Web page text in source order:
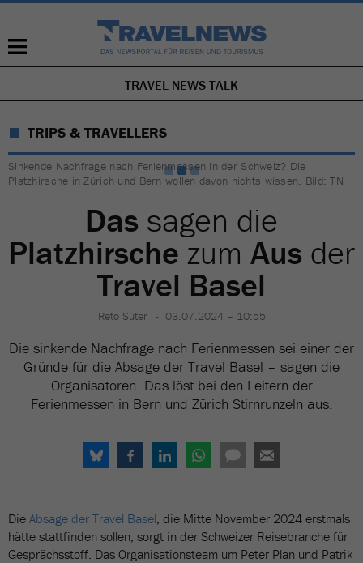
NAVIGATION
ÜBERSPRINGEN
TRAVEL NEWS TALK
TRIPS & TRAVELLERS
Sinkende Nachfrage nach Ferienmessen in der Schweiz? Die
Platzhirsche in Zürich und Bern wollen davon nichts wissen. Bild: TN
Das sagen die
Platzhirsche zum Aus der
Travel Basel
Reto Suter 03.07.2024 – 10:55
Die sinkende Nachfrage nach Ferienmessen sei einer der
Gründe für die Absage der Travel Basel – sagen die
Organisatoren. Das löst bei den Leitern der
Ferienmessen in Bern und Zürich Stirnrunzeln aus.
Die Absage der Travel Basel, die Mitte November 2024 erstmals
hätte stattfinden sollen, sorgt in der Schweizer Reisebranche für
Gesprächsstoff. Das Organisationsteam um Peter Plan und Patrik